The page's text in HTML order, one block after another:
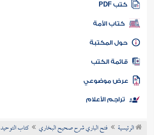
كتب PDF
كتاب الأمة
المكتبة
الكتب
موضوعي
تراجم الأعلام
الرئيسية فتح الباري شرح صحيح البخاري
كتاب التوحيد